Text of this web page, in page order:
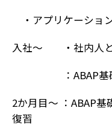
・アプリケーショ
入社～ ・社内人と
：ABAP基礎
2か月目～ ：ABAP
復習